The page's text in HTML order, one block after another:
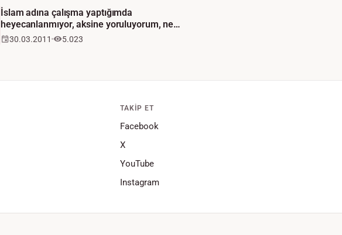
İslam adına çalışma yaptığımda
heyecanlanmıyor, aksine yoruluyorum, ne
yapmalıyım?
30.03.2011 5.023
TAKIP ET
Facebook
X
YouTube
Instagram